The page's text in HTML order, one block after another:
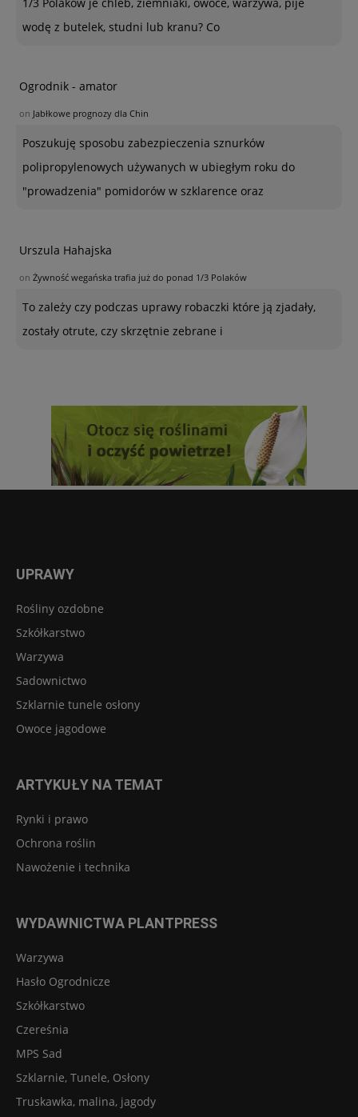
wodę z butelek, studni lub kranu? Co
Ogrodnik - amator
on Jabłkowe prognozy dla Chin
Poszukuję sposobu zabezpieczenia sznurków
polipropylenowych używanych w ubiegłym roku do
"prowadzenia" pomidorów w szklarence oraz
Urszula Hahajska
on Żywność wegańska trafia już do ponad 1/3 Polaków
To zależy czy podczas uprawy robaczki które ją zjadały,
zostały otrute, czy skrzętnie zebrane i
UPRAWY
Rośliny ozdobne
Szkółkarstwo
Warzywa
Sadownictwo
Szklarnie tunele osłony
Owoce jagodowe
ARTYKUŁY NA TEMAT
Rynki i prawo
Ochrona roślin
Nawożenie i technika
WYDAWNICTWA PLANTPRESS
Warzywa
Hasło Ogrodnicze
Szkółkarstwo
Czereśnia
MPS Sad
Szklarnie, Tunele, Osłony
Truskawka, malina, jagody